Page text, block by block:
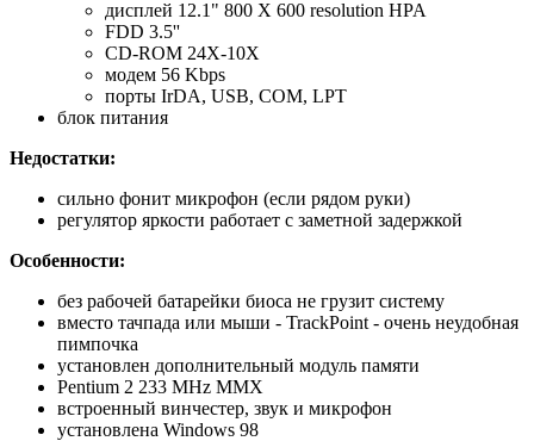
дисплей 12.1" 800 X 600 resolution HPA
FDD 3.5''
CD-ROM 24X-10X
модем 56 Kbps
порты IrDA, USB, COM, LPT
блок питания
Недостатки:
сильно фонит микрофон (если рядом руки)
регулятор яркости работает с заметной задержкой
Особенности:
без рабочей батарейки биоса не грузит систему
вместо тачпада или мыши - TrackPoint - очень неудобная
пимпочка
установлен дополнительный модуль памяти
Pentium 2 233 MHz MMX
встроенный винчестер, звук и микрофон
установлена Windows 98